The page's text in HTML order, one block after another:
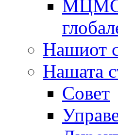
МЦМС -
Нашиот
Нашата
Совет